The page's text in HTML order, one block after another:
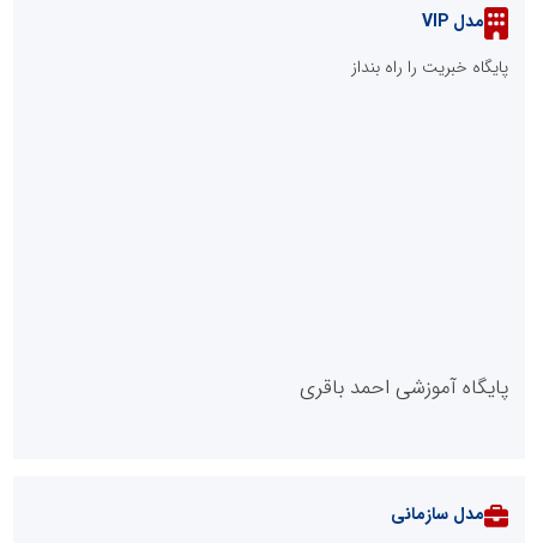
مدل VIP
پایگاه خبریت را راه بنداز
پایگاه آموزشی احمد باقری
مدل سازمانی